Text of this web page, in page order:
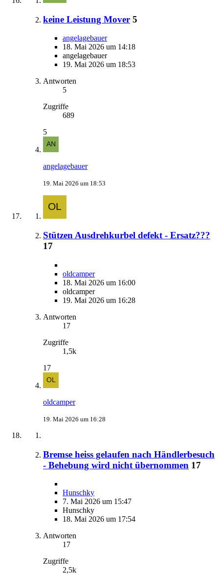
keine Leistung Mover 5
angelagebauer
18. Mai 2026 um 14:18
angelagebauer
19. Mai 2026 um 18:53
Antworten
5
Zugriffe
689
5
angelagebauer
19. Mai 2026 um 18:53
Stützen Ausdrehkurbel defekt - Ersatz???
17
oldcamper
18. Mai 2026 um 16:00
oldcamper
19. Mai 2026 um 16:28
Antworten
17
Zugriffe
1,5k
17
oldcamper
19. Mai 2026 um 16:28
Bremse heiss gelaufen nach Händlerbesuch
- Behebung wird nicht übernommen 17
Hunschky
7. Mai 2026 um 15:47
Hunschky
18. Mai 2026 um 17:54
Antworten
17
Zugriffe
2,5k